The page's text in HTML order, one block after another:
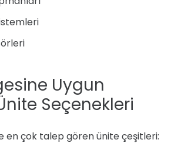
Uygun
Seçenekleri
en çok talep gören ünite çeşitleri: